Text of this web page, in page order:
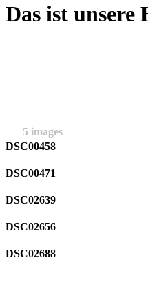
Das ist unsere
5 images
DSC00458
DSC00471
DSC02639
DSC02656
DSC02688